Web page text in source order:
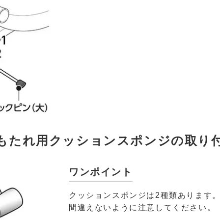
たれ用クッションスポンジの取り
ワンポイント
クッションスポンジは2種類あります
間違えないように注意してください。